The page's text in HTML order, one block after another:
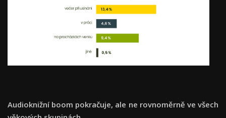
Audioknižní boom pokračuje, ale ne rovnoměrně ve všech